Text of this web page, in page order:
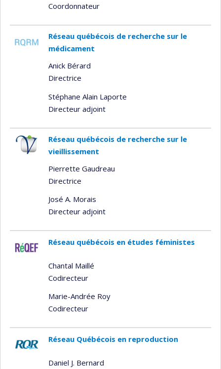
Coordonnateur
Réseau québécois de recherche sur le
médicament
Anick Bérard
Directrice
Stéphane Alain Laporte
Directeur adjoint
Réseau québécois de recherche sur le
vieillissement
Pierrette Gaudreau
Directrice
José A. Morais
Directeur adjoint
Réseau québécois en études féministes
Chantal Maillé
Codirecteur
Marie-Andrée Roy
Codirecteur
Réseau Québécois en reproduction
Daniel J. Bernard